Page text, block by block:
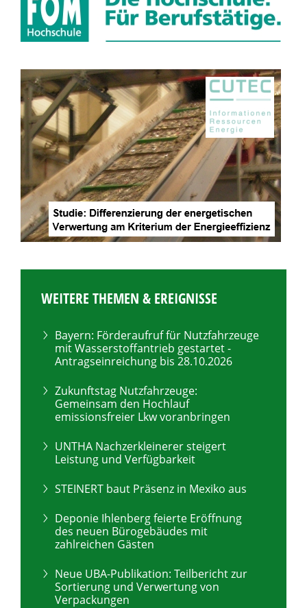
WEITERE THEMEN & EREIGNISSE
Bayern: Förderaufruf für Nutzfahrzeuge
mit Wasserstoffantrieb gestartet -
Antragseinreichung bis 28.10.2026
Zukunftstag Nutzfahrzeuge:
Gemeinsam den Hochlauf
emissionsfreier Lkw voranbringen
UNTHA Nachzerkleinerer steigert
Leistung und Verfügbarkeit
STEINERT baut Präsenz in Mexiko aus
Deponie Ihlenberg feierte Eröffnung
des neuen Bürogebäudes mit
zahlreichen Gästen
Neue UBA-Publikation: Teilbericht zur
Sortierung und Verwertung von
Verpackungen